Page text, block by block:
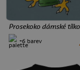
Prosekoko dámské
+6 barev